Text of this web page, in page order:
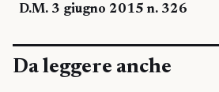
D.M. 3 giugno 2015 n. 326
Da leggere anche